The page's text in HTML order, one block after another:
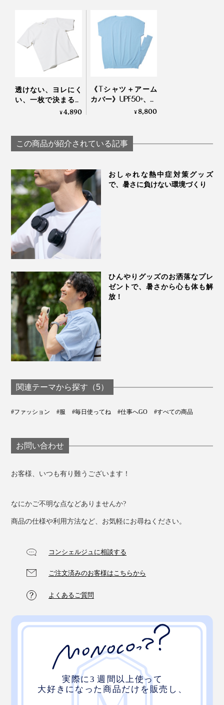
ます。
透けない、ヨレにく
い、一枚で決まるシ
ルエット。大人がた
TOKYO
¥4,890
《Tシャツ＋アーム
カバー》UPF50+、縫
い目なしで動きやす
¥8,800
この商品が紹介されている記事
おしゃれな熱中症対策グッズ
で、暑さに負けない環境づくり
ひんやりグッズのお洒落なプレ
ゼントで、暑さから心も体も解
放！
関連テーマから探す（5）
#ファッション #服 #毎日使ってね #仕事へGO #すべての商品
お問い合わせ
お客様、いつも有り難うございます！
なにかご不明な点などありませんか?
商品の仕様や利用方法など、お気軽にお尋ねください。
コンシェルジュに相談する
ご注文済みのお客様はこちらから
よくあるご質問